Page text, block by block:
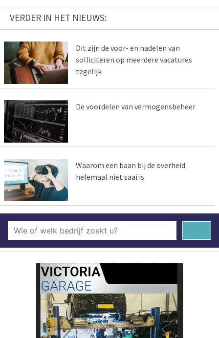
VERDER IN HET NIEUWS:
Dit zijn de voor- en nadelen van
solliciteren op meerdere vacatures
tegelijk
De voordelen van vermogensbeheer
Waarom een baan bij de overheid
helemaal niet saai is